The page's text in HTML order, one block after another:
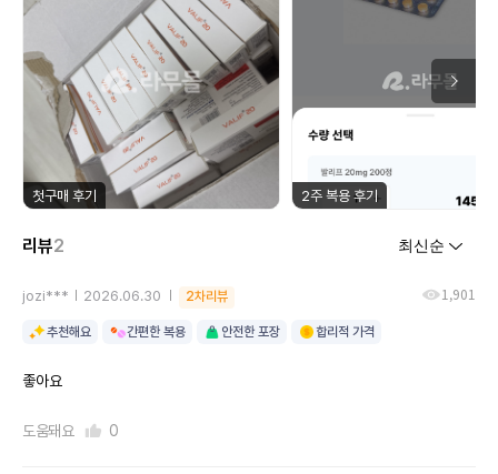
첫구매 후기 2주 복용 후기
리뷰2
jozi*** 2026.06.30 2차리뷰 1,901
추천해요 간편한 복용 안전한 포장 합리적 가격
좋아요
도움돼요 0